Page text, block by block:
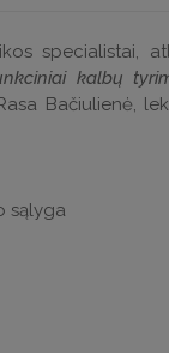
specialistai,
kalbų
Bačiulienė,
sąlyga